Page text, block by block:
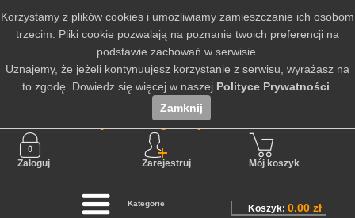
Nie jesteś zalogowany
Zaloguj Zarejestruj Mój koszyk
Kategorie Koszyk:0.00 zł
Korzystamy z plików cookies i umożliwiamy zamieszczanie ich osobom
trzecim. Pliki cookie pozwalają na poznanie twoich preferencji na
podstawie zachowań w serwisie.
Uznajemy, że jeżeli kontynuujesz korzystanie z serwisu, wyrażasz na
to zgodę. Dowiedz się więcej w naszej Polityce Prywatności
Zamknij